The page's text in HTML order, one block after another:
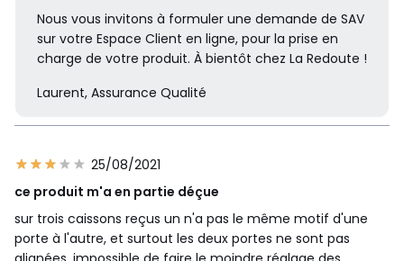
Nous vous invitons à formuler une demande de SAV
sur votre Espace Client en ligne, pour la prise en
charge de votre produit. À bientôt chez La Redoute !
Laurent, Assurance Qualité
25/08/2021
ce produit m'a en partie déçue
sur trois caissons reçus un n'a pas le même motif d'une
porte à l'autre, et surtout les deux portes ne sont pas